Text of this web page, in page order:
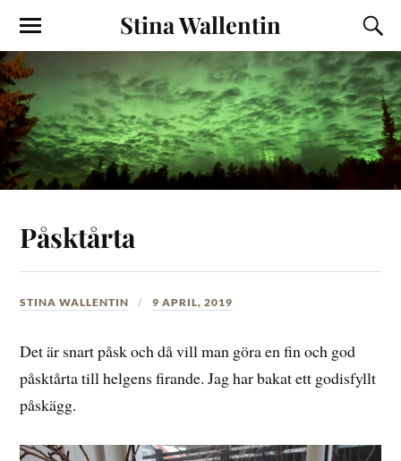
Stina Wallentin
Påsktårta
STINA WALLENTIN 9 APRIL, 2019
Det är snart påsk och då vill man göra en fin och god
påsktårta till helgens firande. Jag har bakat ett godisfyllt
påskägg.